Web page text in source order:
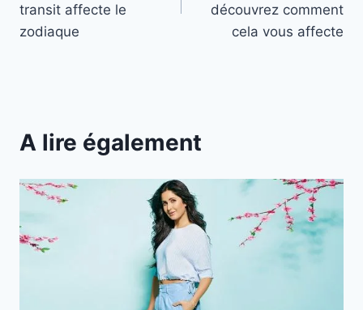
l’article
transit affecte le
zodiaque
découvrez comment
cela vous affecte
A lire également